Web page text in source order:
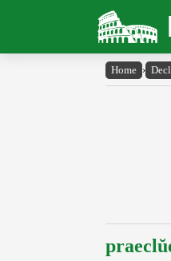
Home ›